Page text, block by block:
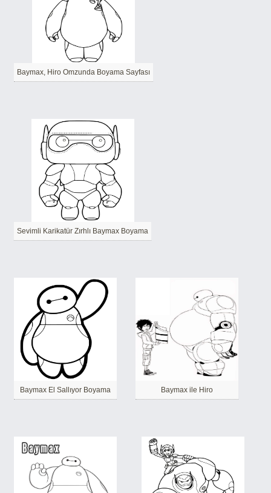
Baymax, Hiro Omzunda Boyama Sayfası
Sevimli Karikatür Zırhlı Baymax Boyama
Baymax El Sallıyor Boyama Baymax ile Hiro